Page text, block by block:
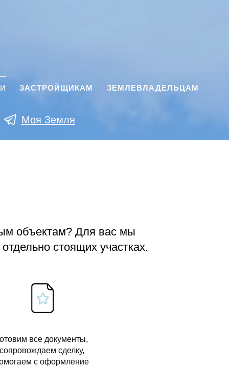
ЗАСТРОЙЩИКАМ ЗЕМЛЕВЛАДЕЛЬЦАМ
Моя Земля
объектам? Для вас мы
стоящих участках.
все документы,
сделку,
с оформление